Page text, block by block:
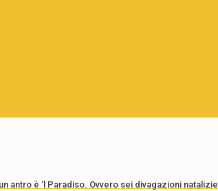
antro è ‘l Paradiso. Ovvero sei divagazioni